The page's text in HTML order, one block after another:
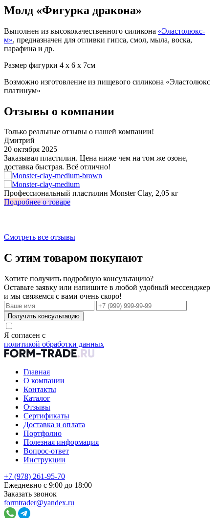
Молд «Фигурка дракона»
Выполнен из высококачественного силикона «Эластолюкс-
м», предназначен для отливки гипса, смол, мыла, воска,
парафина и др.
Размер фигурки 4 х 6 х 7см
Возможно изготовление из пищевого силикона «Эластолюкс
платинум»
Отзывы о компании
Только реальные отзывы о нашей компании!
Дмитрий
20 октября 2025
Заказывал пластилин. Цена ниже чем на том же озоне,
доставка быстрая. Всё отлично!
Профессиональный пластилин Monster Clay, 2,05 кг
Подробнее о товаре
Смотреть все отзывы
С этим товаром покупают
Хотите получить подробную консультацию?
Оставьте заявку или напишите в любой удобный мессенджер
и мы свяжемся с вами очень скоро!
Получить консультацию
Я согласен с
политикой обработки данных
Главная
О компании
Контакты
Каталог
Отзывы
Сертификаты
Доставка и оплата
Портфолио
Полезная информация
Вопрос-ответ
Инструкции
+7 (978) 261-95-70
Ежедневно с 9:00 до 18:00
Заказать звонок
formtrader@yandex.ru